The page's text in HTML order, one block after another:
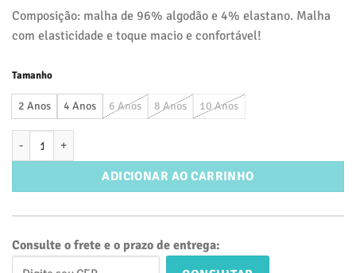
Composição: malha de 96% algodão e 4% elastano. Malha
com elasticidade e toque macio e confortável!
Tamanho
2 Anos 4 Anos 6 Anos 8 Anos 10 Anos
ADICIONAR AO CARRINHO
Consulte o frete e o prazo de entrega: